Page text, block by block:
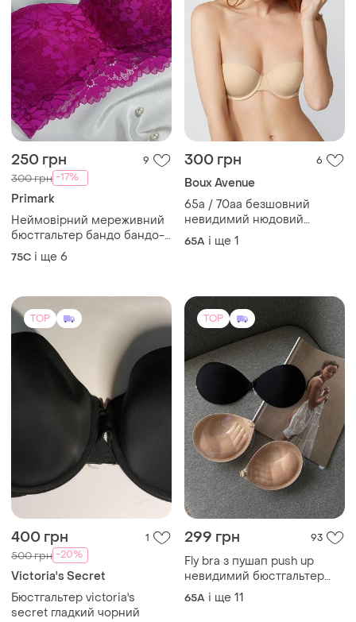
250 грн 9
300 грн -17%
Primark
Неймовірний мереживний
бюстгальтер бандо бандо-
топ без бретель primark
75C і ще 6
300 грн 6
Boux Avenue
65а / 70аа безшовний
невидимий нюдовий
бюстгальтер балконет
анжеліка без бретель boux
65A і ще 1
TOP
400 грн 1
500 грн -20%
Victoria's Secret
Бюстгальтер victoria's
secret гладкий чорний
TOP
299 грн 93
Fly bra з пушап push up
невидимий бюстгальтер
силіконовий клейкий флай
бра бюст ліф
65A і ще 11